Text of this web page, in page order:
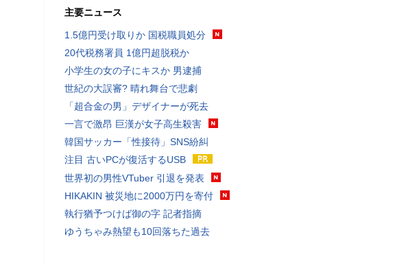
主要ニュース
1.5億円受け取りか 国税職員処分
20代税務署員 1億円超脱税か
小学生の女の子にキスか 男逮捕
世紀の大誤審? 晴れ舞台で悲劇
「超合金の男」デザイナーが死去
一言で激昂 巨漢が女子高生殺害
韓国サッカー「性接待」SNS紛糾
注目 古いPCが復活するUSB
世界初の男性VTuber 引退を発表
HIKAKIN 被災地に2000万円を寄付
執行猶予つけば御の字 記者指摘
ゆうちゃみ熱望も10回落ちた過去